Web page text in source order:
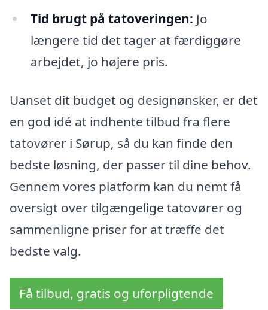
Tid brugt på tatoveringen: Jo
længere tid det tager at færdiggøre
arbejdet, jo højere pris.
Uanset dit budget og designønsker, er det
en god idé at indhente tilbud fra flere
tatovører i Sørup, så du kan finde den
bedste løsning, der passer til dine behov.
Gennem vores platform kan du nemt få
oversigt over tilgængelige tatovører og
sammenligne priser for at træffe det
bedste valg.
Få tilbud, gratis og uforpligtende